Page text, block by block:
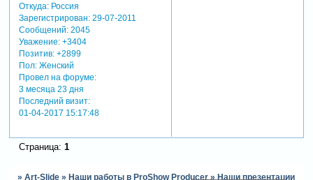
Откуда:Россия
Зарегистрирован: 29-07-2011
Сообщений:2045
Уважение: +3404
Позитив: +2899
Пол:Женский
Провел на форуме:
3 месяца 23 дня
Последний визит:
01-04-2017 15:17:48
Страница: 1
»Art-Slide »Наши работы в ProShow Producer »Наши презентации